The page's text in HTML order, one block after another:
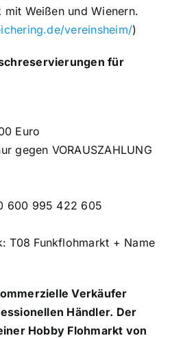
Weißen und Wienern.
vereinsheim/)
für
Euro
gegen VORAUSZAHLUNG
600 995 422 605
T08 Funkflohmarkt + Name
Verkäufer
Händler. Der
Hobby Flohmarkt von